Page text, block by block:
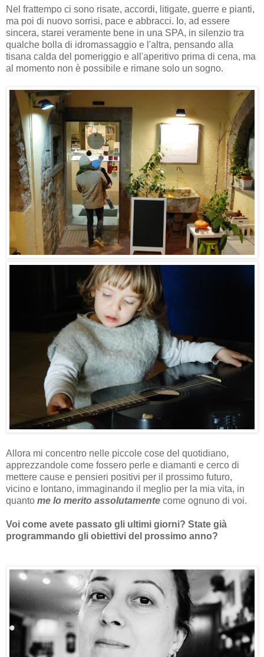
Nel frattempo ci sono risate, accordi, litigate, guerre e pianti,
ma poi di nuovo sorrisi, pace e abbracci. Io, ad essere
sincera, starei veramente bene in una SPA, in silenzio tra
qualche bolla di idromassaggio e l'altra, pensando alla
tisana calda del pomeriggio e all'aperitivo prima di cena, ma
al momento non è possibile e rimane solo un sogno.
Allora mi concentro nelle piccole cose del quotidiano,
apprezzandole come fossero perle e diamanti e cerco di
mettere cause e pensieri positivi per il prossimo futuro,
vicino e lontano, immaginando il meglio per la mia vita, in
quanto me lo merito assolutamente come ognuno di voi.
Voi come avete passato gli ultimi giorni? State già
programmando gli obiettivi del prossimo anno?